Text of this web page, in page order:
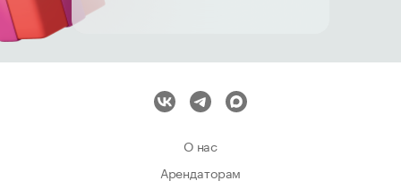
О нас
Арендаторам